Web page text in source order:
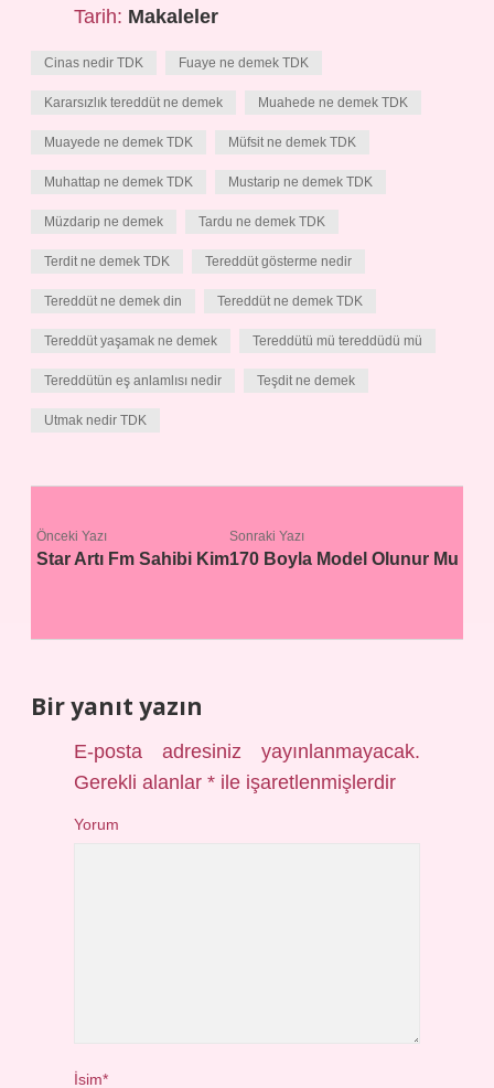
Tarih: Makaleler
Cinas nedir TDK Fuaye ne demek TDK
Kararsızlık tereddüt ne demek Muahede ne demek TDK
Muayede ne demek TDK Müfsit ne demek TDK
Muhattap ne demek TDK Mustarip ne demek TDK
Müzdarip ne demek Tardu ne demek TDK
Terdit ne demek TDK Tereddüt gösterme nedir
Tereddüt ne demek din Tereddüt ne demek TDK
Tereddüt yaşamak ne demek Tereddütü mü tereddüdü mü
Tereddütün eş anlamlısı nedir Teşdit ne demek
Utmak nedir TDK
Önceki Yazı
Star Artı Fm Sahibi Kim
Sonraki Yazı
170 Boyla Model Olunur Mu
Bir yanıt yazın
E-posta adresiniz yayınlanmayacak.
Gerekli alanlar* ile işaretlenmişlerdir
Yorum
İsim*